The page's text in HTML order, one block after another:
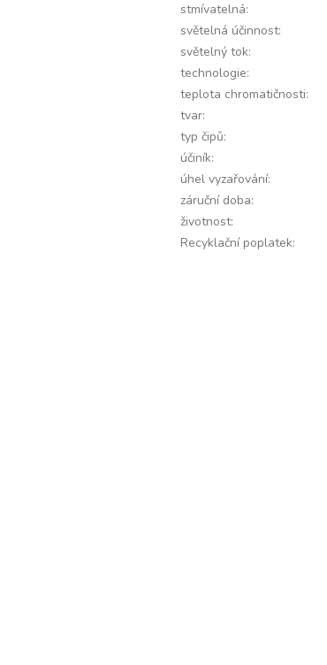
stmívatelná:
světelná účinnost:
světelný tok:
technologie:
teplota chromatičnosti:
tvar:
typ čipů:
účiník:
úhel vyzařování:
záruční doba:
životnost:
Recyklační poplatek: